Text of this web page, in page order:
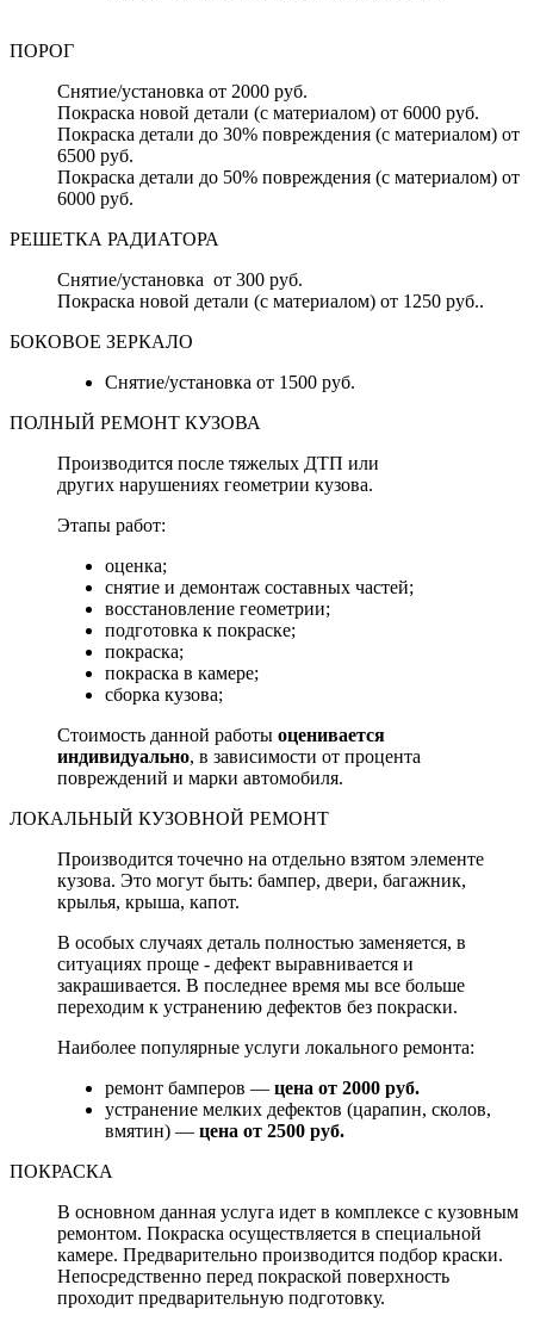
ПОРОГ
Снятие/установка от 2000 руб.
Покраска новой детали (с материалом) от 6000 руб.
Покраска детали до 30% повреждения (с материалом) от
6500 руб.
Покраска детали до 50% повреждения (с материалом) от
6000 руб.
РЕШЕТКА РАДИАТОРА
Снятие/установка от 300 руб.
Покраска новой детали (с материалом) от 1250 руб..
БОКОВОЕ ЗЕРКАЛО
Снятие/установка от 1500 руб.
ПОЛНЫЙ РЕМОНТ КУЗОВА
Производится после тяжелых ДТП или
других нарушениях геометрии кузова.
Этапы работ:
оценка;
снятие и демонтаж составных частей;
восстановление геометрии;
подготовка к покраске;
покраска;
покраска в камере;
сборка кузова;
Стоимость данной работы оценивается
индивидуально, в зависимости от процента
повреждений и марки автомобиля.
ЛОКАЛЬНЫЙ КУЗОВНОЙ РЕМОНТ
Производится точечно на отдельно взятом элементе
кузова. Это могут быть: бампер, двери, багажник,
крылья, крыша, капот.
В особых случаях деталь полностью заменяется, в
ситуациях проще - дефект выравнивается и
закрашивается. В последнее время мы все больше
переходим к устранению дефектов без покраски.
Наиболее популярные услуги локального ремонта:
ремонт бамперов — цена от 2000 руб.
устранение мелких дефектов (царапин, сколов,
вмятин) — цена от 2500 руб.
ПОКРАСКА
В основном данная услуга идет в комплексе с кузовным
ремонтом. Покраска осуществляется в специальной
камере. Предварительно производится подбор краски.
Непосредственно перед покраской поверхность
проходит предварительную подготовку.